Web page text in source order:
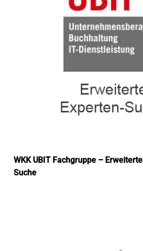
WKK UBIT Fachgruppe – Erweiterte
Suche